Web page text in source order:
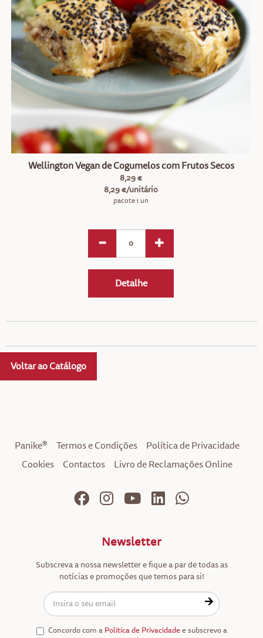
Wellington Vegan de Cogumelos com Frutos Secos
8,29 €
8,29 €/unitário
pacote 1 un
Detalhe
Voltar ao Catálogo
Panike® Termos e Condições
Política de Privacidade
Cookies
Contactos Livro de Reclamações Online
Newsletter
Subscreva a nossa newsletter e fique a par de todas as
notícias e promoções que temos para si!
Concordo com a Política de Privacidadee subscrevo a